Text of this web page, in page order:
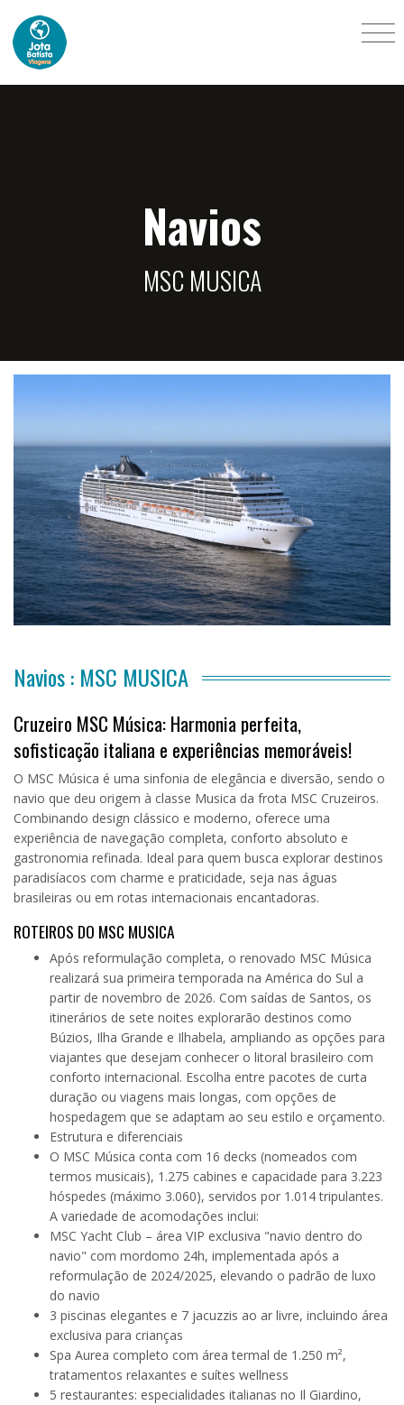
Navios
MSC MUSICA
Navios : MSC MUSICA
Cruzeiro MSC Música: Harmonia perfeita,
sofisticação italiana e experiências memoráveis!
O MSC Música é uma sinfonia de elegância e diversão, sendo o
navio que deu origem à classe Musica da frota MSC Cruzeiros.
Combinando design clássico e moderno, oferece uma
experiência de navegação completa, conforto absoluto e
gastronomia refinada. Ideal para quem busca explorar destinos
paradisíacos com charme e praticidade, seja nas águas
brasileiras ou em rotas internacionais encantadoras.
ROTEIROS DO MSC MUSICA
Após reformulação completa, o renovado MSC Música
realizará sua primeira temporada na América do Sul a
partir de novembro de 2026. Com saídas de Santos, os
itinerários de sete noites explorarão destinos como
Búzios, Ilha Grande e Ilhabela, ampliando as opções para
viajantes que desejam conhecer o litoral brasileiro com
conforto internacional. Escolha entre pacotes de curta
duração ou viagens mais longas, com opções de
hospedagem que se adaptam ao seu estilo e orçamento.
Estrutura e diferenciais
O MSC Música conta com 16 decks (nomeados com
termos musicais), 1.275 cabines e capacidade para 3.223
hóspedes (máximo 3.060), servidos por 1.014 tripulantes.
A variedade de acomodações inclui:
MSC Yacht Club – área VIP exclusiva "navio dentro do
navio" com mordomo 24h, implementada após a
reformulação de 2024/2025, elevando o padrão de luxo
do navio
3 piscinas elegantes e 7 jacuzzis ao ar livre, incluindo área
exclusiva para crianças
Spa Aurea completo com área termal de 1.250 m²,
tratamentos relaxantes e suítes wellness
5 restaurantes: especialidades italianas no Il Giardino,